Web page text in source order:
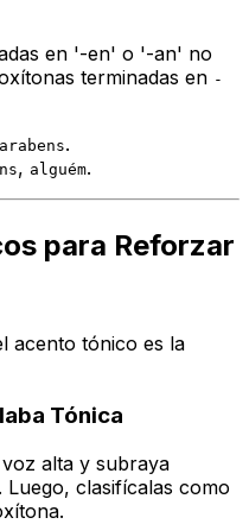
en '-en' o '-an' no
terminadas en -
.
, alguém.
para Reforzar
acento tónico es la
Tónica
alta y subraya
clasifícalas como